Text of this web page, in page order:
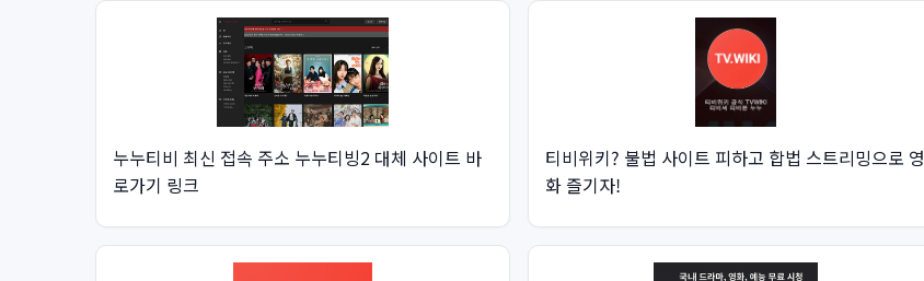
누누티비 최신 접속 주소 누누티빙2 대체 사이트 바
로가기 링크
티비위키? 불법 사이트 피하고 합법 스트리밍으로 영
화 즐기자!